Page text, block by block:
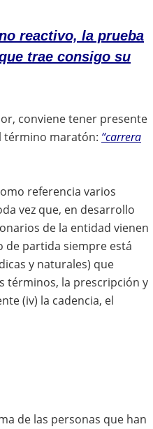
reactivo, la prueba
trae consigo su
conviene tener presente
término maratón: “carrera
referencia varios
vez que, en desarrollo
de la entidad vienen
de partida siempre está
y naturales) que
términos, la prescripción y
(iv) la cadencia, el
de las personas que han